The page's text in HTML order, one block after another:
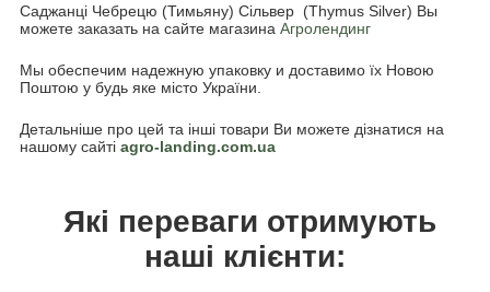
Саджанці Чебрецю (Тимьяну) Сільвер (Thymus Silver) Вы
можете заказать на сайте магазина Агролендинг
Мы обеспечим надежную упаковку и доставимо їх Новою
Поштою у будь яке місто України.
Детальніше про цей та інші товари Ви можете дізнатися на
нашому сайті agro-landing.com.ua
Які переваги отримують
наші клієнти: